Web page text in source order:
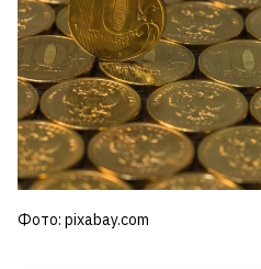
Фото: pixabay.com